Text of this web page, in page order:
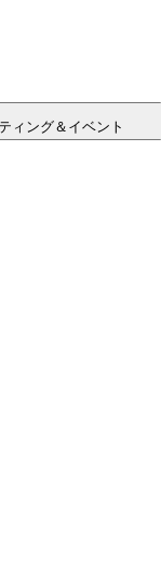
ィング＆イベント